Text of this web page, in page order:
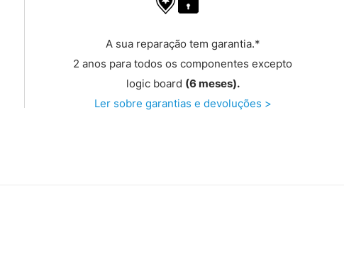
A sua reparação tem garantia.*
2 anos para todos os componentes excepto
logic board (6 meses).
Ler sobre garantias e devoluções >